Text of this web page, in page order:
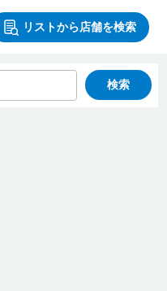
リストから店舗を検索
検索